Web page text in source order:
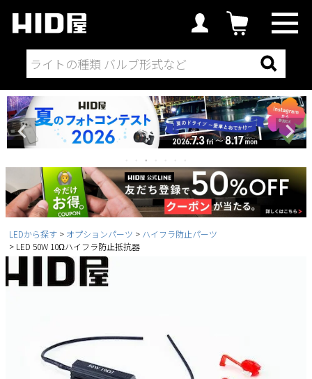
LEDから探す オプションパーツ
ハイフラ防止パーツ
LED 50W 10Ωハイフラ防止抵抗器